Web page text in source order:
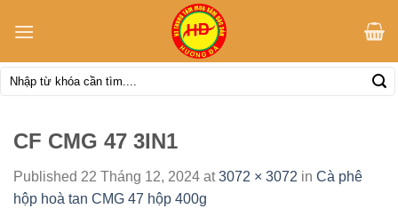
Tìm
kiếm:
CF CMG 47 3IN1
Published 22 Tháng 12, 2024 at3072 × 3072 in Cà phê
hộp hoà tan CMG 47 hộp 400g